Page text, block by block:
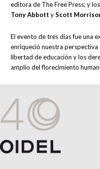
editora de The Free Press; y
Tony Abbott yScott
El evento de tres días fue una
enriqueció nuestra perspectiva
libertad de educación y los
amplio del florecimiento